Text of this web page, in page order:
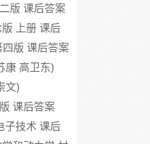
版 课后答案
上册 课后
版 课后答案
学)
康 高卫东)
文)
课后答案
子技术 课后